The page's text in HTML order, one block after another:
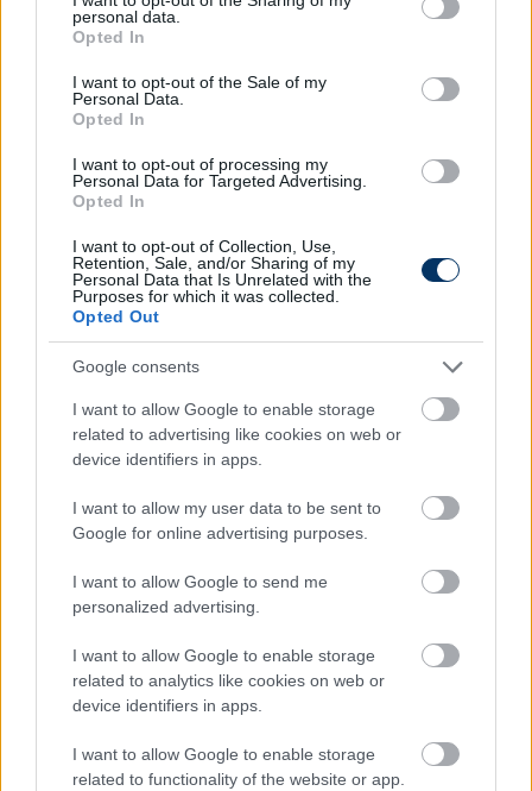
grant or deny consent to Google and its third-party tags to
use your data for below specified purposes in below Google
consent section.
personal data.
Opted In
I want to opt-out of the Sale of my
Personal Data.
Opted In
I want to opt-out of processing my
Personal Data for Targeted Advertising.
Opted In
I want to opt-out of Collection, Use,
Retention, Sale, and/or Sharing of my
Personal Data that Is Unrelated with the
Purposes for which it was collected.
Opted Out
Google consents
I want to allow Google to enable storage
related to advertising like cookies on web or
device identifiers in apps.
I want to allow my user data to be sent to
Google for online advertising purposes.
I want to allow Google to send me
personalized advertising.
I want to allow Google to enable storage
related to analytics like cookies on web or
device identifiers in apps.
I want to allow Google to enable storage
related to functionality of the website or app.
.💛➷💙¸.•´💛@Cristiano
..💛➷💙¸.•´💛
…💛➷💙¸.•´💛
……💛➷💙¸.•´💛
pic.twitter.com/5Ml2gpVeGN
ronaldo still got them moves 😭
pic.twitter.com/kXZ8VmU7eS
— aurora (@cr7stianos)
January 22, 2023
Itt állíthatod be, hogy a Csakfoci az elsők
között legyen a Google-találatokban
Tetszett a cikk? Megosztanád?
Link másolása Email küldés
CÍMKÉK: #VIDEÓ #CRISTIANO RONALDO